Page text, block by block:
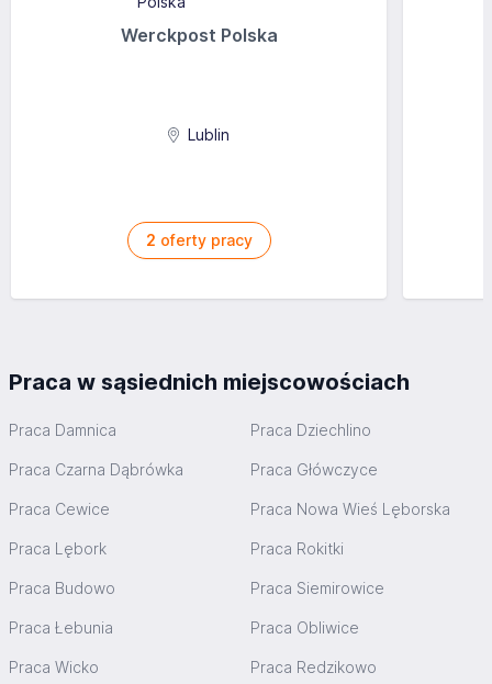
Werckpost Polska
Lublin
2 oferty pracy
Praca w sąsiednich miejscowościach
Praca Damnica Praca Dziechlino
Praca Czarna Dąbrówka Praca Główczyce
Praca Cewice Praca Nowa Wieś Lęborska
Praca Lębork Praca Rokitki
Praca Budowo Praca Siemirowice
Praca Łebunia Praca Obliwice
Praca Wicko Praca Redzikowo